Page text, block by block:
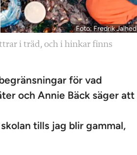
Foto: Fredrik Jalhed
i träd, och i hinkar finns
för vad
och Annie Bäck säger att
tills jag blir gammal,